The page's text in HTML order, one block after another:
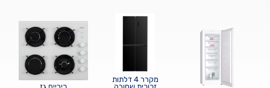
מקרר 4 דלתות